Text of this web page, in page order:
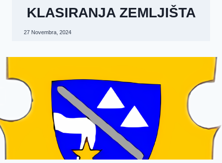
KLASIRANJA ZEMLJIŠTA
27 Novembra, 2024